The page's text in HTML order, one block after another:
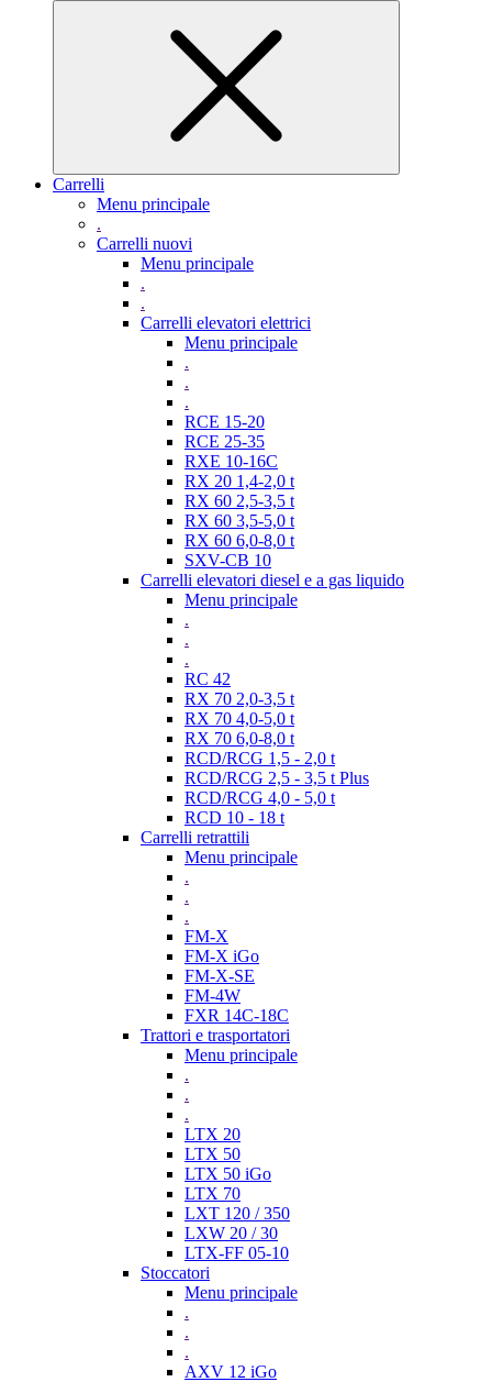
Carrelli
Menu principale
.
Carrelli nuovi
Menu principale
.
.
Carrelli elevatori elettrici
Menu principale
.
.
.
RCE 15-20
RCE 25-35
RXE 10-16C
RX 20 1,4-2,0 t
RX 60 2,5-3,5 t
RX 60 3,5-5,0 t
RX 60 6,0-8,0 t
SXV-CB 10
Carrelli elevatori diesel e a gas liquido
Menu principale
.
.
.
RC 42
RX 70 2,0-3,5 t
RX 70 4,0-5,0 t
RX 70 6,0-8,0 t
RCD/RCG 1,5 - 2,0 t
RCD/RCG 2,5 - 3,5 t Plus
RCD/RCG 4,0 - 5,0 t
RCD 10 - 18 t
Carrelli retrattili
Menu principale
.
.
.
FM-X
FM-X iGo
FM-X-SE
FM-4W
FXR 14C-18C
Trattori e trasportatori
Menu principale
.
.
.
LTX 20
LTX 50
LTX 50 iGo
LTX 70
LXT 120 / 350
LXW 20 / 30
LTX-FF 05-10
Stoccatori
Menu principale
.
.
.
AXV 12 iGo